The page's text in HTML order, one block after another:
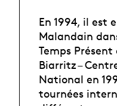
En 1994, il est
Malandain
Temps
Biarritz –
National en
tournées